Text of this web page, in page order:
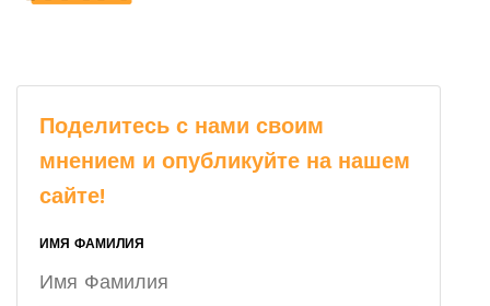
Поделитесь с нами своим
мнением и опубликуйте на нашем
сайте!
ИМЯ ФАМИЛИЯ